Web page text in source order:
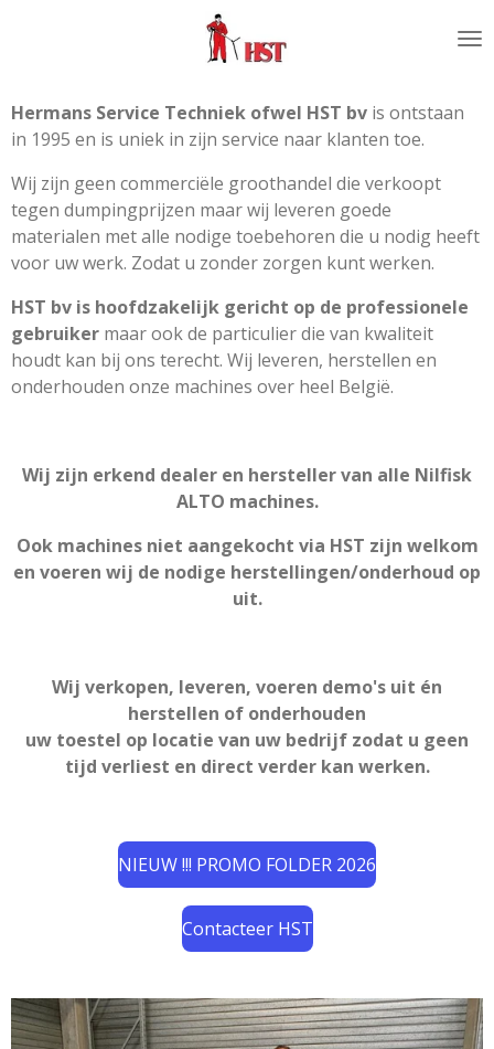
de
hoofdinhoud
Hermans Service Techniek ofwel HST bv is ontstaan
in 1995 en is uniek in zijn service naar klanten toe.
Wij zijn geen commerciële groothandel die verkoopt
tegen dumpingprijzen maar wij leveren goede
materialen met alle nodige toebehoren die u nodig heeft
voor uw werk. Zodat u zonder zorgen kunt werken.
HST bv is hoofdzakelijk gericht op de professionele
gebruiker maar ook de particulier die van kwaliteit
houdt kan bij ons terecht. Wij leveren, herstellen en
onderhouden onze machines over heel België.
Wij zijn erkend dealer en hersteller van alle Nilfisk
ALTO machines.
Ook machines niet aangekocht via HST zijn welkom
en voeren wij de nodige herstellingen/onderhoud op
uit.
Wij verkopen, leveren, voeren demo's uit én
herstellen of onderhouden
uw toestel op locatie van uw bedrijf zodat u geen
tijd verliest en direct verder kan werken.
NIEUW !!! PROMO FOLDER 2026
Contacteer HST